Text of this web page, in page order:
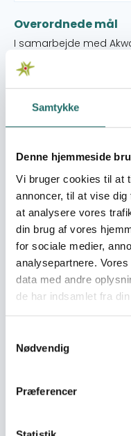
Samtykke
Denne hjemmeside
Vi bruger cookies til at
annoncer, til at vise
at analysere vores
din brug af vores
for sociale medier,
analysepartnere.
data med andre
de har indsamlet fra
Nødvendig
Præferencer
Overordnede mål
I samarbejde med
der kan fremme den
der bor i Akwamu, har
Umiddelbare mål
af børn fra de forlader
Målgrupper
I forbindelse med
med
Ghana (8-10
Traditional Area og
et antal nøglepersoner
kvinder og 20 mænd.
førskoleaktiviteterne er
Fordeling på drenge/
Resume
samarbejdet mellem